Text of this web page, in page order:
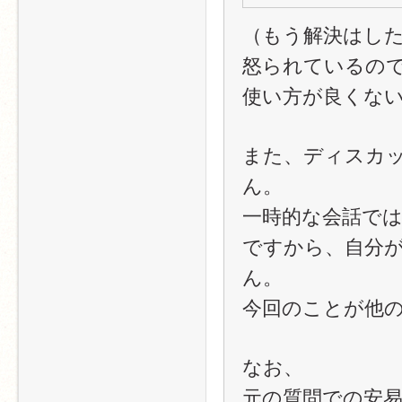
（もう解決はし
怒られているの
使い方が良くな
また、ディスカ
ん。
一時的な会話で
ですから、自分
ん。
今回のことが他
なお、
元の質問での安